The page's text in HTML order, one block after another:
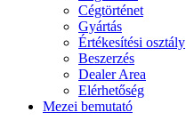
Cégtörténet
Gyártás
Értékesítési osztály
Beszerzés
Dealer Area
Elérhetőség
Mezei bemutató